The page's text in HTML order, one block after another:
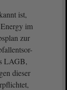
ist,
im
zur
LAGB,
dieser